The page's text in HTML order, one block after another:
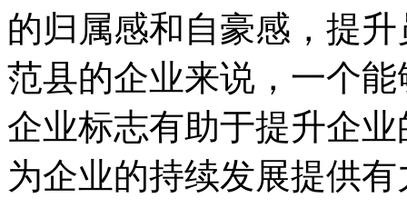
的归属感和自豪感，提
范县的企业来说，一个
企业标志有助于提升企
为企业的持续发展提供